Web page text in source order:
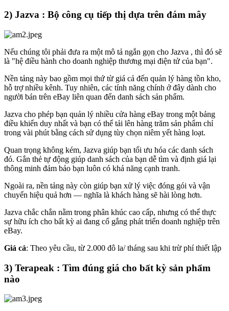
2) Jazva : Bộ công cụ tiếp thị dựa trên đám mây
Nếu chúng tôi phải đưa ra một mô tả ngắn gọn cho Jazva , thì đó sẽ
là "hệ điều hành cho doanh nghiệp thương mại điện tử của bạn".
Nền tảng này bao gồm mọi thứ từ giá cả đến quản lý hàng tồn kho,
hỗ trợ nhiều kênh. Tuy nhiên, các tính năng chính ở đây dành cho
người bán trên eBay liên quan đến danh sách sản phẩm.
Jazva cho phép bạn quản lý nhiều cửa hàng eBay trong một bảng
điều khiển duy nhất và bạn có thể tải lên hàng trăm sản phẩm chỉ
trong vài phút bằng cách sử dụng tùy chọn niêm yết hàng loạt.
Quan trọng không kém, Jazva giúp bạn tối ưu hóa các danh sách
đó. Gắn thẻ tự động giúp danh sách của bạn dễ tìm và định giá lại
thông minh đảm bảo bạn luôn có khả năng cạnh tranh.
Ngoài ra, nền tảng này còn giúp bạn xử lý việc đóng gói và vận
chuyển hiệu quả hơn — nghĩa là khách hàng sẽ hài lòng hơn.
Jazva chắc chắn nằm trong phân khúc cao cấp, nhưng có thể thực
sự hữu ích cho bất kỳ ai đang cố gắng phát triển doanh nghiệp trên
eBay.
Giá cả: Theo yêu cầu, từ 2.000 đô la/ tháng sau khi trừ phí thiết lập
3) Terapeak : Tìm đúng giá cho bất kỳ sản phẩm
nào